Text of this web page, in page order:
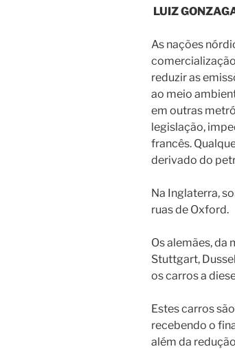
LUIZ
As nações
reduzir as
ao meio
em outras
legislação,
francês.
derivado do
Na Inglaterra,
ruas de Oxford.
Os alemães, da
Stuttgart,
os carros a
Estes carros
recebendo o
além da